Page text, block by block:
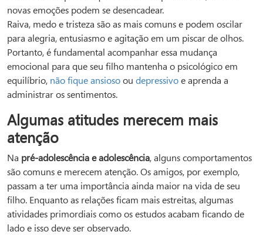
novas emoções podem se desencadear.
Raiva, medo e tristeza são as mais comuns e podem oscilar
para alegria, entusiasmo e agitação em um piscar de olhos.
Portanto, é fundamental acompanhar essa mudança
emocional para que seu filho mantenha o psicológico em
equilíbrio, não fique ansiosoou depressivoe aprenda a
administrar os sentimentos.
Algumas atitudes merecem mais
atenção
Na pré-adolescência e adolescência, alguns comportamentos
são comuns e merecem atenção. Os amigos, por exemplo,
passam a ter uma importância ainda maior na vida de seu
filho. Enquanto as relações ficam mais estreitas, algumas
atividades primordiais como os estudos acabam ficando de
lado e isso deve ser observado.